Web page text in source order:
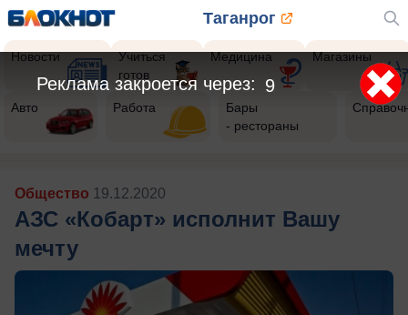
Таганрог
Новости
Учиться
готов
Медицина Магазины
Авто Работа
Бары
- рестораны
Общество 19.12.2020
АЗС «Кобарт» исполнит Вашу
мечту
7
Реклама закроется через: